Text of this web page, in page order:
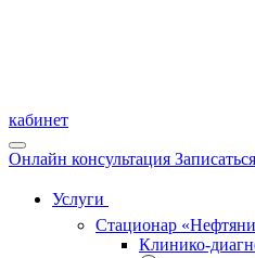
кабинет
Онлайн консультация
Услуги
Стационар
Клинико-